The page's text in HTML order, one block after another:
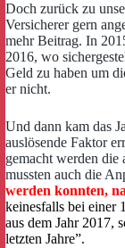
Doch zurück zu
Versicherer gern
mehr Beitrag. In
2016, wo
Geld zu haben um
er nicht.
Und dann kam das
auslösende Faktor
gemacht werden
mussten auch die
werden konnten,
keinesfalls bei einer
aus dem Jahr 2017,
letzten Jahre”.